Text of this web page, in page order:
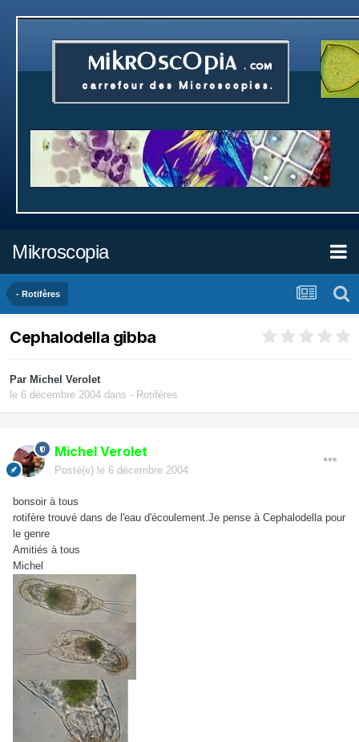
Mikroscopia
- Rotifères
Cephalodella gibba
Par Michel Verolet
le 6 décembre 2004 dans - Rotifères
Michel Verolet
Posté(e) le 6 décembre 2004
bonsoir à tous
rotifère trouvé dans de l'eau d'écoulement.Je pense à Cephalodella pour
le genre
Amitiés à tous
Michel